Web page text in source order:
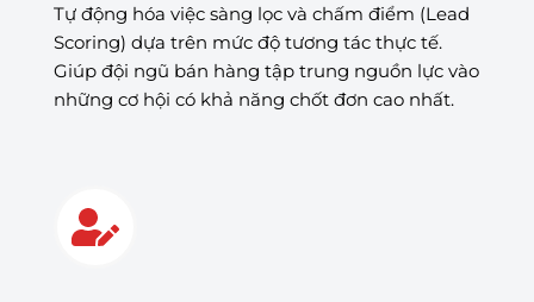
Tự động hóa việc sàng lọc và chấm điểm (Lead
Scoring) dựa trên mức độ tương tác thực tế.
Giúp đội ngũ bán hàng tập trung nguồn lực vào
những cơ hội có khả năng chốt đơn cao nhất.